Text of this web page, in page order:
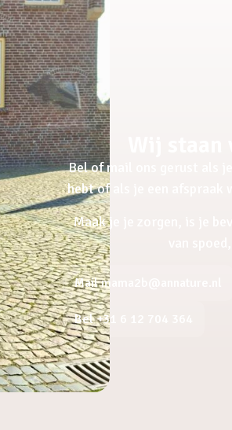
Bel of mail ons gerust als
hebt of als je een afspraak
Maak je je zorgen, is je
Mail mama2b@annature.nl
Bel +31 6 12 704 364